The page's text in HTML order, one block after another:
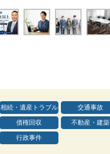
相続・遺産トラブル 交通事故
債権回収 不動産・建築
行政事件